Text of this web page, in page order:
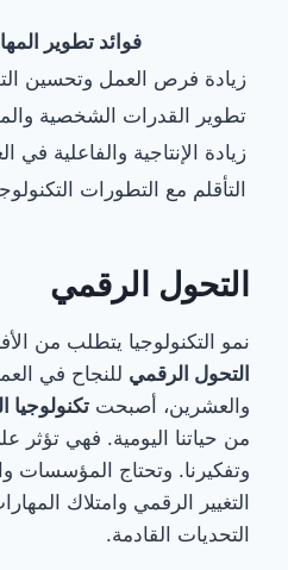
فوائد تطوير
زيادة فرص العمل وتحسين
تطوير القدرات الشخصية
زيادة الإنتاجية والفاعلية في
التأقلم مع التطورات
التحول الرقمي
نمو التكنولوجيا يتطلب من
التحول الرقمي للنجاح في
والعشرين، أصبحت تكنولوجيا
من حياتنا اليومية. فهي تؤثر
وتفكيرنا. وتحتاج المؤسسات
التغيير الرقمي وامتلاك
التحديات القادمة.